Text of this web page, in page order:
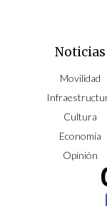
Noticias
Movilidad
Cultura
Economía
Opinión